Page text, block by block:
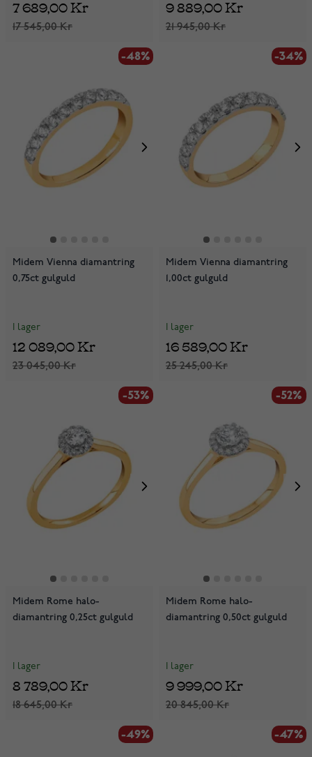
17 545,00 Kr
7 689,00 Kr
21 945,00 Kr
9 889,00 Kr
-48%
Midem Vienna diamantring
0,75ct gulguld
I lager
23 045,00 Kr
12 089,00 Kr
-34%
Midem Vienna diamantring
1,00ct gulguld
I lager
25 245,00 Kr
16 589,00 Kr
-53%
Midem Rome halo-
diamantring 0,25ct gulguld
I lager
18 645,00 Kr
8 789,00 Kr
-52%
Midem Rome halo-
diamantring 0,50ct gulguld
I lager
20 845,00 Kr
9 999,00 Kr
-49% -47%